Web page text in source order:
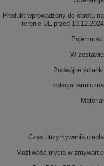
Produkt wprowadzony do obrotu na
terenie UE przed 13.12.2024
Pojemność
W zestawie
Podwójne ścianki
Izolacja termiczna
Materiał
Czas utrzymywania ciepła
Możliwość mycia w zmywarce